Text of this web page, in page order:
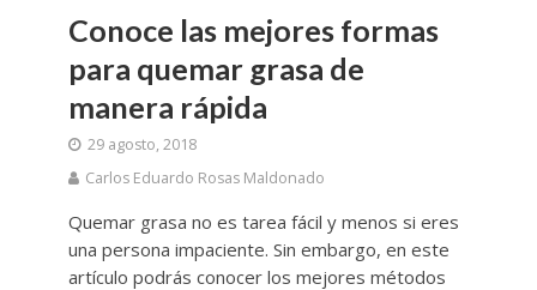
Conoce las mejores formas
para quemar grasa de
manera rápida
29 agosto, 2018
Carlos Eduardo Rosas Maldonado
Quemar grasa no es tarea fácil y menos si eres
una persona impaciente. Sin embargo, en este
artículo podrás conocer los mejores métodos